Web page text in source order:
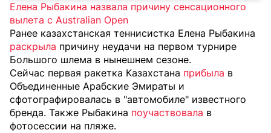
Елена Рыбакина назвала причину сенсационного
вылета с Australian Open
Ранее казахстанская теннисистка Елена Рыбакина
раскрыла причину неудачи на первом турнире
Большого шлема в нынешнем сезоне.
Сейчас первая ракетка Казахстана прибыла в
Объединенные Арабские Эмираты и
сфотографировалась в "автомобиле" известного
бренда. Также Рыбакина поучаствовала в
фотосессии на пляже.